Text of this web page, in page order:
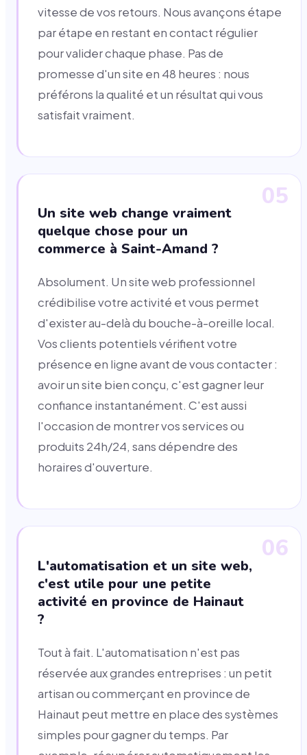
vitesse de vos retours. Nous avançons étape
par étape en restant en contact régulier
pour valider chaque phase. Pas de
promesse d'un site en 48 heures : nous
préférons la qualité et un résultat qui vous
satisfait vraiment.
05
Un site web change vraiment
quelque chose pour un
commerce à Saint-Amand ?
Absolument. Un site web professionnel
crédibilise votre activité et vous permet
d'exister au-delà du bouche-à-oreille local.
Vos clients potentiels vérifient votre
présence en ligne avant de vous contacter :
avoir un site bien conçu, c'est gagner leur
confiance instantanément. C'est aussi
l'occasion de montrer vos services ou
produits 24h/24, sans dépendre des
horaires d'ouverture.
06
L'automatisation et un site web,
c'est utile pour une petite
activité en province de Hainaut
?
Tout à fait. L'automatisation n'est pas
réservée aux grandes entreprises : un petit
artisan ou commerçant en province de
Hainaut peut mettre en place des systèmes
simples pour gagner du temps. Par